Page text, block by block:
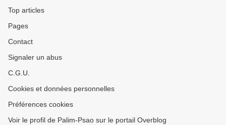
Top articles
Pages
Contact
Signaler un abus
C.G.U.
Cookies et données personnelles
Préférences cookies
Voir le profil de Palim-Psao sur le portail Overblog